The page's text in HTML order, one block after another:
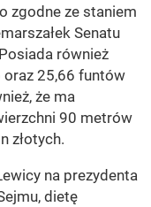
zgodne ze staniem
Senatu
również
oraz 25,66 funtów
że ma
90 metrów
złotych.
na prezydenta
dietę